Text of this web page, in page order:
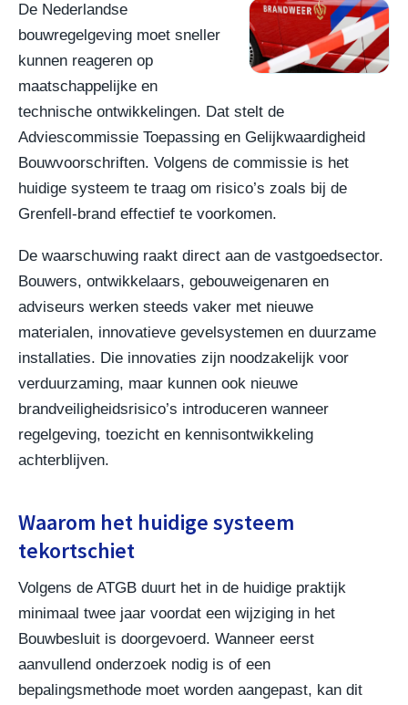
De Nederlandse
bouwregelgeving moet sneller
kunnen reageren op
maatschappelijke en
technische ontwikkelingen. Dat stelt de
Adviescommissie Toepassing en Gelijkwaardigheid
Bouwvoorschriften. Volgens de commissie is het
huidige systeem te traag om risico’s zoals bij de
Grenfell-brand effectief te voorkomen.
De waarschuwing raakt direct aan de vastgoedsector.
Bouwers, ontwikkelaars, gebouweigenaren en
adviseurs werken steeds vaker met nieuwe
materialen, innovatieve gevelsystemen en duurzame
installaties. Die innovaties zijn noodzakelijk voor
verduurzaming, maar kunnen ook nieuwe
brandveiligheidsrisico’s introduceren wanneer
regelgeving, toezicht en kennisontwikkeling
achterblijven.
Waarom het huidige systeem
tekortschiet
Volgens de ATGB duurt het in de huidige praktijk
minimaal twee jaar voordat een wijziging in het
Bouwbesluit is doorgevoerd. Wanneer eerst
aanvullend onderzoek nodig is of een
bepalingsmethode moet worden aangepast, kan dit